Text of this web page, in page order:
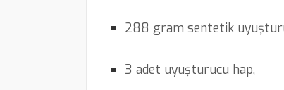
288 gram sentetik
3 adet uyuşturucu hap,